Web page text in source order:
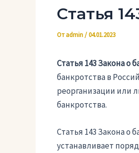
Статья
Отadmin/04.01.2023
Статья 143 Закона о
банкротства в
реорганизации или
банкротства.
Статья 143 Закона о
устанавливает